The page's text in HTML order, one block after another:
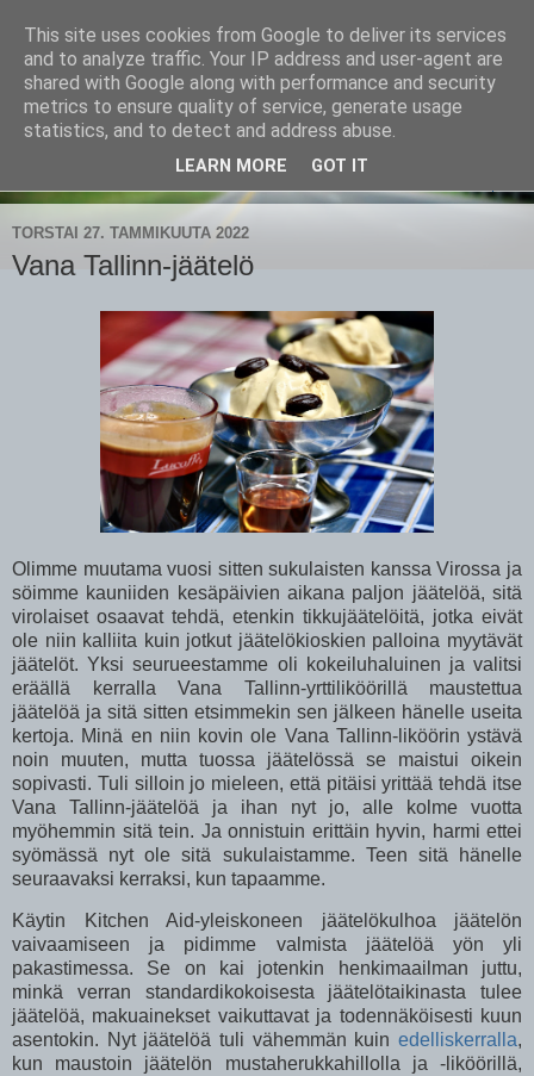
CampaSimpukka
kammen- ja kauhanpyöritystä
TORSTAI 27. TAMMIKUUTA 2022
Vana Tallinn-jäätelö
Olimme muutama vuosi sitten sukulaisten kanssa Virossa ja
söimme kauniiden kesäpäivien aikana paljon jäätelöä, sitä
virolaiset osaavat tehdä, etenkin tikkujäätelöitä, jotka eivät
ole niin kalliita kuin jotkut jäätelökioskien palloina myytävät
jäätelöt. Yksi seurueestamme oli kokeiluhaluinen ja valitsi
eräällä kerralla Vana Tallinn-yrttiliköörillä maustettua
jäätelöä ja sitä sitten etsimmekin sen jälkeen hänelle useita
kertoja. Minä en niin kovin ole Vana Tallinn-liköörin ystävä
noin muuten, mutta tuossa jäätelössä se maistui oikein
sopivasti. Tuli silloin jo mieleen, että pitäisi yrittää tehdä itse
Vana Tallinn-jäätelöä ja ihan nyt jo, alle kolme vuotta
myöhemmin sitä tein. Ja onnistuin erittäin hyvin, harmi ettei
syömässä nyt ole sitä sukulaistamme. Teen sitä hänelle
seuraavaksi kerraksi, kun tapaamme.
Käytin Kitchen Aid-yleiskoneen jäätelökulhoa jäätelön
vaivaamiseen ja pidimme valmista jäätelöä yön yli
pakastimessa. Se on kai jotenkin henkimaailman juttu,
minkä verran standardikokoisesta jäätelötaikinasta tulee
jäätelöä, makuainekset vaikuttavat ja todennäköisesti kuun
asentokin. Nyt jäätelöä tuli vähemmän kuin edelliskerralla,
kun maustoin jäätelön mustaherukkahillolla ja -liköörillä,
This site uses cookies from Google to deliver its services
and to analyze traffic. Your IP address and user-agent are
shared with Google along with performance and security
metrics to ensure quality of service, generate usage
statistics, and to detect and address abuse.
LEARN MORE GOT IT